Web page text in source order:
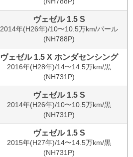
ヴェゼル 1.5 S
2014年(H26年)/10〜10.5万km/パール
(NH788P)
ヴェゼル 1.5 X ホンダセンシング
2016年(H28年)/14〜14.5万km/黒
(NH731P)
ヴェゼル 1.5 S
2014年(H26年)/10〜10.5万km/黒
(NH731P)
ヴェゼル 1.5 S
2015年(H27年)/14〜14.5万km/黒
(NH731P)